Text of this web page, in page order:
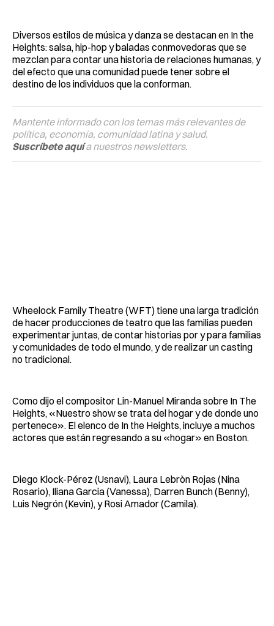
Diversos estilos de música y danza se destacan en In the
Heights: salsa, hip-hop y baladas conmovedoras que se
mezclan para contar una historia de relaciones humanas, y
del efecto que una comunidad puede tener sobre el
destino de los individuos que la conforman.
Mantente informado con los temas más relevantes de
política, economía, comunidad latina y salud.
Suscríbete aquía nuestros newsletters.
Wheelock Family Theatre (WFT) tiene una larga tradición
de hacer producciones de teatro que las familias pueden
experimentar juntas, de contar historias por y para familias
y comunidades de todo el mundo, y de realizar un casting
no tradicional.
Como dijo el compositor Lin-Manuel Miranda sobre In The
Heights, «Nuestro show se trata del hogar y de donde uno
pertenece». El elenco de In the Heights, incluye a muchos
actores que están regresando a su «hogar» en Boston.
Diego Klock-Pérez (Usnavi), Laura Lebròn Rojas (Nina
Rosario), Iliana Garcia (Vanessa), Darren Bunch (Benny),
Luis Negrón (Kevin), y Rosi Amador (Camila).